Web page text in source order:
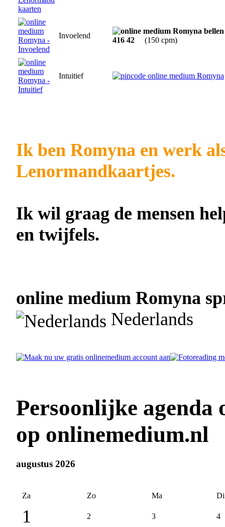
Invoelend
416 42 (150 cpm)
Intuitief
Ik ben Romyna en werk
Lenormandkaartjes.
Ik wil graag de mensen
en twijfels.
online medium Romyna
Nederlands
Persoonlijke agenda
op onlinemedium.nl
augustus 2026
Za Zo Ma Di
1 2 3 4